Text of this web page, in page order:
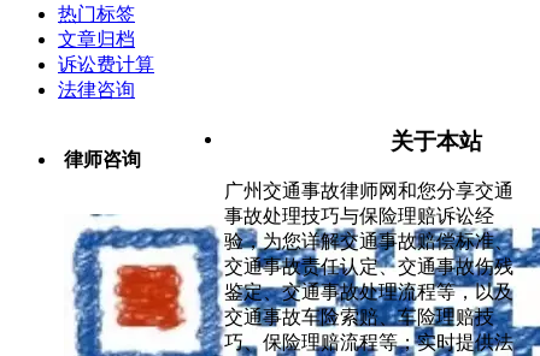
热门标签
文章归档
诉讼费计算
法律咨询
律师咨询
关于本站
广州交通事故律师网和您分享交通
事故处理技巧与保险理赔诉讼经
验，为您详解交通事故赔偿标准、
交通事故责任认定、交通事故伤残
鉴定、交通事故处理流程等，以及
交通事故车险索赔、车险理赔技
巧、保险理赔流程等；实时提供法